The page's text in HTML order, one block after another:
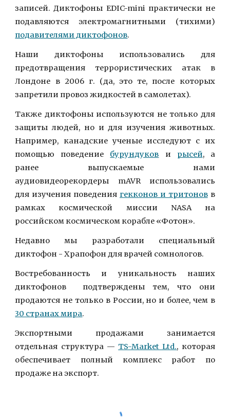
записей. Диктофоны EDIC-mini практически не
подавляются электромагнитными (тихими)
подавителями диктофонов.
Наши диктофоны использовались для
предотвращения террористических атак в
Лондоне в 2006 г. (да, это те, после которых
запретили провоз жидкостей в самолетах).
Также диктофоны используются не только для
защиты людей, но и для изучения животных.
Например, канадские ученые исследуют с их
помощью поведение бурундуков и рысей, а
ранее выпускаемые нами
аудиовидеорекордеры mAVR использовались
для изучения поведения гекконов и тритоновв
рамках космической миссии NASA на
российском космическом корабле «Фотон».
Недавно мы разработали специальный
диктофон - Храпофон для врачей сомнологов.
Востребованность и уникальность наших
диктофонов подтверждены тем, что они
продаются не только в России, но и более, чем в
30 странах мира.
Экспортными продажами занимается
отдельная структура — TS-Market Ltd., которая
обеспечивает полный комплекс работ по
продаже на экспорт.